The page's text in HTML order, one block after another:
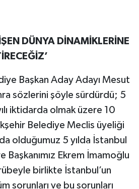
DÜNYA DİNAMİKLERİNE
Başkan Aday Adayı Mesut
sözlerini şöyle sürdürdü; 5
iktidarda olmak üzere 10
Belediye Meclis üyeliği
olduğumuz 5 yılda İstanbul
Başkanımız Ekrem İmamoğlu
birlikte İstanbul’un
sorunları ve bu sorunları